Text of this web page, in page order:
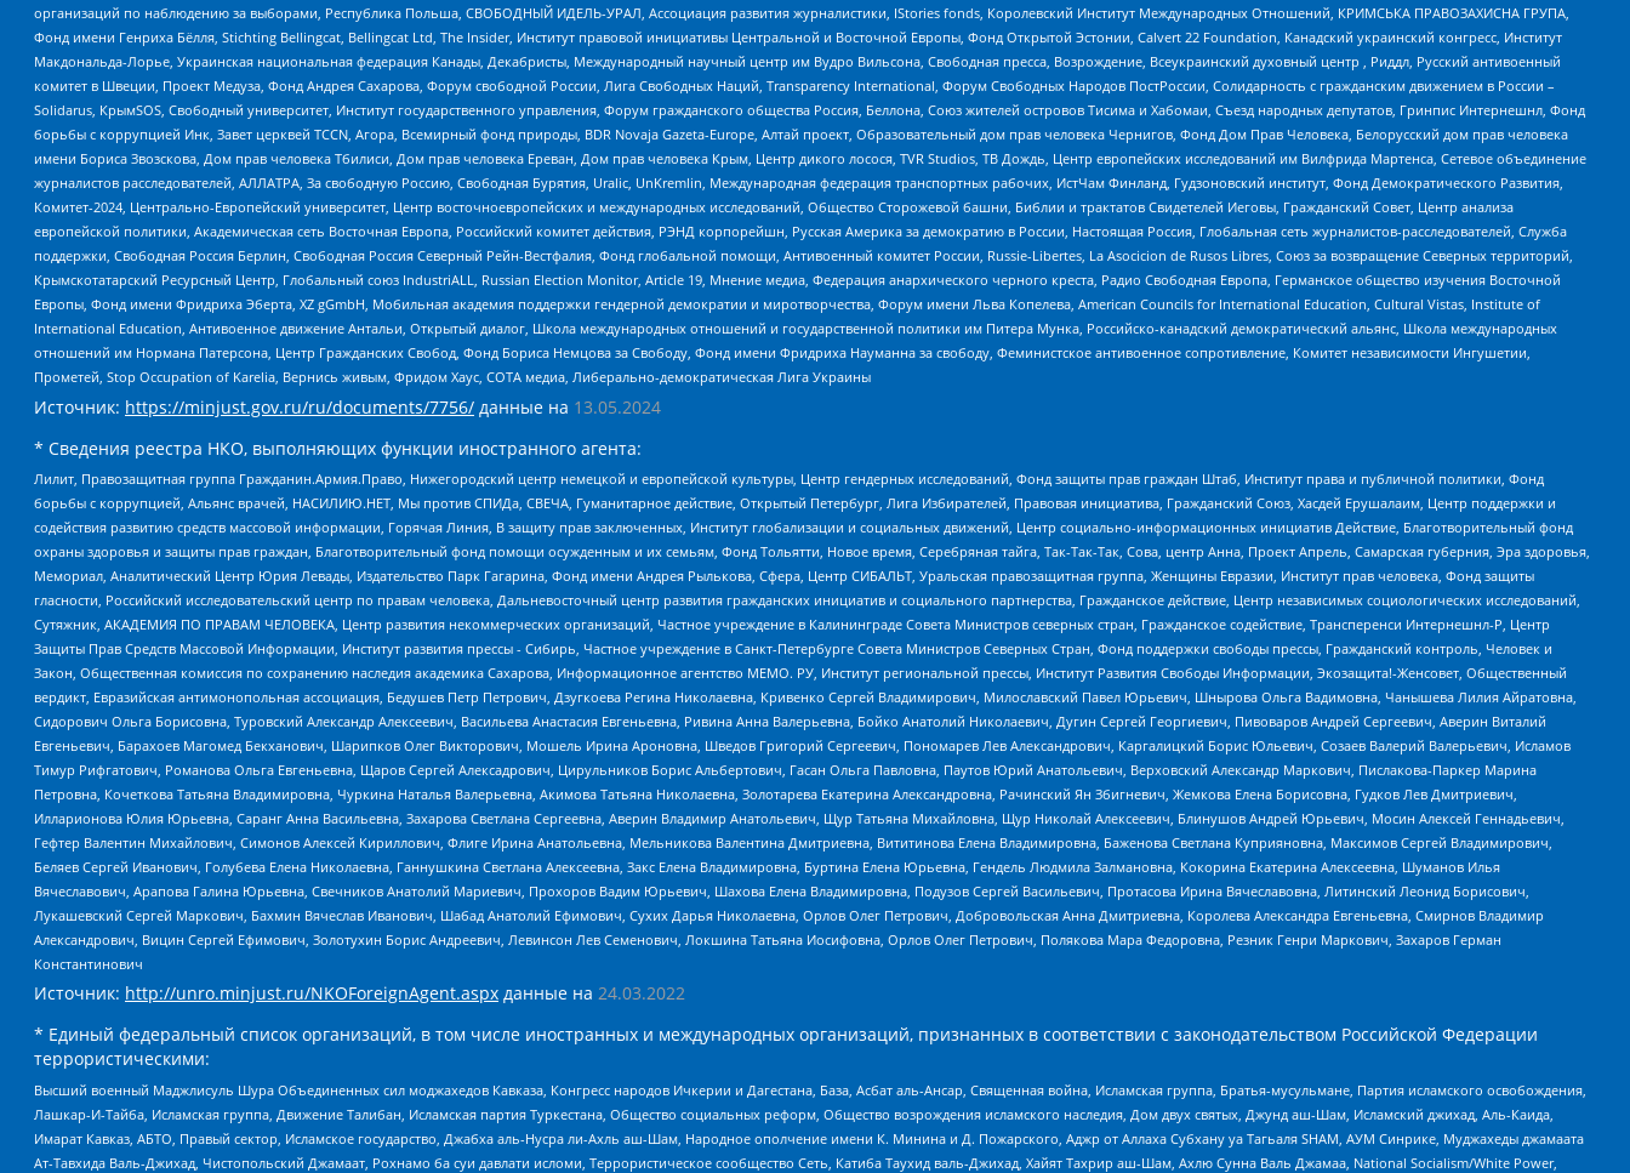
организаций по наблюдению за выборами, Республика Польша, СВОБОДНЫЙ ИДЕЛЬ-УРАЛ, Ассоциация развития журналистики, IStories fonds, Королевский Институт Международных Отношений, КРИМСЬКА ПРАВОЗАХИСНА ГРУПА,
Фонд имени Генриха Бёлля, Stichting Bellingcat, Bellingcat Ltd, The Insider, Институт правовой инициативы Центральной и Восточной Европы, Фонд Открытой Эстонии, Calvert 22 Foundation, Канадский украинский конгресс, Институт
Макдональда-Лорье, Украинская национальная федерация Канады, Декабристы, Международный научный центр им Вудро Вильсона, Свободная пресса, Возрождение, Всеукраинский духовный центр , Риддл, Русский антивоенный
комитет в Швеции, Проект Медуза, Фонд Андрея Сахарова, Форум свободной России, Лига Свободных Наций, Transparеncy International, Форум Свободных Народов ПостРоссии, Солидарность с гражданским движением в России –
Solidarus, КрымSOS, Свободный университет, Институт государственного управления, Форум гражданского общества Россия, Беллона, Союз жителей островов Тисима и Хабомаи, Съезд народных депутатов, Гринпис Интернешнл, Фонд
борьбы с коррупцией Инк, Завет церквей TCCN, Агора, Всемирный фонд природы, BDR Novaja Gazeta-Europe, Алтай проект, Образовательный дом прав человека Чернигов, Фонд Дом Прав Человека, Белорусский дом прав человека
имени Бориса Звозскова, Дом прав человека Тбилиси, Дом прав человека Ереван, Дом прав человека Крым, Центр дикого лосося, TVR Studios, ТВ Дождь, Центр европейских исследований им Вилфрида Мартенса, Сетевое объединение
журналистов расследователей, АЛЛАТРА, За свободную Россию, Свободная Бурятия, Uralic, UnKremlin, Международная федерация транспортных рабочих, ИстЧам Финланд, Гудзоновский институт, Фонд Демократического Развития,
Комитет-2024, Центрально-Европейский университет, Центр восточноевропейских и международных исследований, Общество Сторожевой башни, Библии и трактатов Свидетелей Иеговы, Гражданский Совет, Центр анализа
европейской политики, Академическая сеть Восточная Европа, Российский комитет действия, РЭНД корпорейшн, Русская Америка за демократию в России, Настоящая Россия, Глобальная сеть журналистов-расследователей, Служба
поддержки, Свободная Россия Берлин, Свободная Россия Северный Рейн-Вестфалия, Фонд глобальной помощи, Антивоенный комитет России, Russie-Libertes, La Asocicion de Rusos Libres, Союз за возвращение Северных территорий,
Крымскотатарский Ресурсный Центр, Глобальный союз IndustriALL, Russian Election Monitor, Article 19, Мнение медиа, Федерация анархического черного креста, Радио Свободная Европа, Германское общество изучения Восточной
Европы, Фонд имени Фридриха Эберта, XZ gGmbH, Мобильная академия поддержки гендерной демократии и миротворчества, Форум имени Льва Копелева, American Councils for International Education, Cultural Vistas, Institute of
International Education, Антивоенное движение Антальи, Открытый диалог, Школа международных отношений и государственной политики им Питера Мунка, Российско-канадский демократический альянс, Школа международных
отношений им Нормана Патерсона, Центр Гражданских Свобод, Фонд Бориса Немцова за Свободу, Фонд имени Фридриха Науманна за свободу, Феминистское антивоенное сопротивление, Комитет независимости Ингушетии,
Прометей, Stop Occupation of Karelia, Вернись живым, Фридом Хаус, СОТА медиа, Либерально-демократическая Лига Украины
Источник: https://minjust.gov.ru/ru/documents/7756/ данные на 13.05.2024
* Сведения реестра НКО, выполняющих функции иностранного агента:
Лилит, Правозащитная группа Гражданин.Армия.Право, Нижегородский центр немецкой и европейской культуры, Центр гендерных исследований, Фонд защиты прав граждан Штаб, Институт права и публичной политики, Фонд
борьбы с коррупцией, Альянс врачей, НАСИЛИЮ.НЕТ, Мы против СПИДа, СВЕЧА, Гуманитарное действие, Открытый Петербург, Лига Избирателей, Правовая инициатива, Гражданский Союз, Хасдей Ерушалаим, Центр поддержки и
содействия развитию средств массовой информации, Горячая Линия, В защиту прав заключенных, Институт глобализации и социальных движений, Центр социально-информационных инициатив Действие, Благотворительный фонд
охраны здоровья и защиты прав граждан, Благотворительный фонд помощи осужденным и их семьям, Фонд Тольятти, Новое время, Серебряная тайга, Так-Так-Так, Сова, центр Анна, Проект Апрель, Самарская губерния, Эра здоровья,
Мемориал, Аналитический Центр Юрия Левады, Издательство Парк Гагарина, Фонд имени Андрея Рылькова, Сфера, Центр СИБАЛЬТ, Уральская правозащитная группа, Женщины Евразии, Институт прав человека, Фонд защиты
гласности, Российский исследовательский центр по правам человека, Дальневосточный центр развития гражданских инициатив и социального партнерства, Гражданское действие, Центр независимых социологических исследований,
Сутяжник, АКАДЕМИЯ ПО ПРАВАМ ЧЕЛОВЕКА, Центр развития некоммерческих организаций, Частное учреждение в Калининграде Совета Министров северных стран, Гражданское содействие, Трансперенси Интернешнл-Р, Центр
Защиты Прав Средств Массовой Информации, Институт развития прессы - Сибирь, Частное учреждение в Санкт-Петербурге Совета Министров Северных Стран, Фонд поддержки свободы прессы, Гражданский контроль, Человек и
Закон, Общественная комиссия по сохранению наследия академика Сахарова, Информационное агентство МЕМО. РУ, Институт региональной прессы, Институт Развития Свободы Информации, Экозащита!-Женсовет, Общественный
вердикт, Евразийская антимонопольная ассоциация, Бедушев Петр Петрович, Дзугкоева Регина Николаевна, Кривенко Сергей Владимирович, Милославский Павел Юрьевич, Шнырова Ольга Вадимовна, Чанышева Лилия Айратовна,
Сидорович Ольга Борисовна, Туровский Александр Алексеевич, Васильева Анастасия Евгеньевна, Ривина Анна Валерьевна, Бойко Анатолий Николаевич, Дугин Сергей Георгиевич, Пивоваров Андрей Сергеевич, Аверин Виталий
Евгеньевич, Барахоев Магомед Бекханович, Шарипков Олег Викторович, Мошель Ирина Ароновна, Шведов Григорий Сергеевич, Пономарев Лев Александрович, Каргалицкий Борис Юльевич, Созаев Валерий Валерьевич, Исламов
Тимур Рифгатович, Романова Ольга Евгеньевна, Щаров Сергей Алексадрович, Цирульников Борис Альбертович, Гасан Ольга Павловна, Паутов Юрий Анатольевич, Верховский Александр Маркович, Пислакова-Паркер Марина
Петровна, Кочеткова Татьяна Владимировна, Чуркина Наталья Валерьевна, Акимова Татьяна Николаевна, Золотарева Екатерина Александровна, Рачинский Ян Збигневич, Жемкова Елена Борисовна, Гудков Лев Дмитриевич,
Илларионова Юлия Юрьевна, Саранг Анна Васильевна, Захарова Светлана Сергеевна, Аверин Владимир Анатольевич, Щур Татьяна Михайловна, Щур Николай Алексеевич, Блинушов Андрей Юрьевич, Мосин Алексей Геннадьевич,
Гефтер Валентин Михайлович, Симонов Алексей Кириллович, Флиге Ирина Анатольевна, Мельникова Валентина Дмитриевна, Вититинова Елена Владимировна, Баженова Светлана Куприяновна, Максимов Сергей Владимирович,
Беляев Сергей Иванович, Голубева Елена Николаевна, Ганнушкина Светлана Алексеевна, Закс Елена Владимировна, Буртина Елена Юрьевна, Гендель Людмила Залмановна, Кокорина Екатерина Алексеевна, Шуманов Илья
Вячеславович, Арапова Галина Юрьевна, Свечников Анатолий Мариевич, Прохоров Вадим Юрьевич, Шахова Елена Владимировна, Подузов Сергей Васильевич, Протасова Ирина Вячеславовна, Литинский Леонид Борисович,
Лукашевский Сергей Маркович, Бахмин Вячеслав Иванович, Шабад Анатолий Ефимович, Сухих Дарья Николаевна, Орлов Олег Петрович, Добровольская Анна Дмитриевна, Королева Александра Евгеньевна, Смирнов Владимир
Александрович, Вицин Сергей Ефимович, Золотухин Борис Андреевич, Левинсон Лев Семенович, Локшина Татьяна Иосифовна, Орлов Олег Петрович, Полякова Мара Федоровна, Резник Генри Маркович, Захаров Герман
Константинович
Источник: http://unro.minjust.ru/NKOForeignAgent.aspx данные на 24.03.2022
* Единый федеральный список организаций, в том числе иностранных и международных организаций, признанных в соответствии с законодательством Российской Федерации
террористическими:
Высший военный Маджлисуль Шура Объединенных сил моджахедов Кавказа, Конгресс народов Ичкерии и Дагестана, База, Асбат аль-Ансар, Священная война, Исламская группа, Братья-мусульмане, Партия исламского освобождения,
Лашкар-И-Тайба, Исламская группа, Движение Талибан, Исламская партия Туркестана, Общество социальных реформ, Общество возрождения исламского наследия, Дом двух святых, Джунд аш-Шам, Исламский джихад, Аль-Каида,
Имарат Кавказ, АБТО, Правый сектор, Исламское государство, Джабха аль-Нусра ли-Ахль аш-Шам, Народное ополчение имени К. Минина и Д. Пожарского, Аджр от Аллаха Субхану уа Тагьаля SHAM, АУМ Синрике, Муджахеды джамаата
Ат-Тавхида Валь-Джихад, Чистопольский Джамаат, Рохнамо ба суи давлати исломи, Террористическое сообщество Сеть, Катиба Таухид валь-Джихад, Хайят Тахрир аш-Шам, Ахлю Сунна Валь Джамаа, National Socialism/White Power,